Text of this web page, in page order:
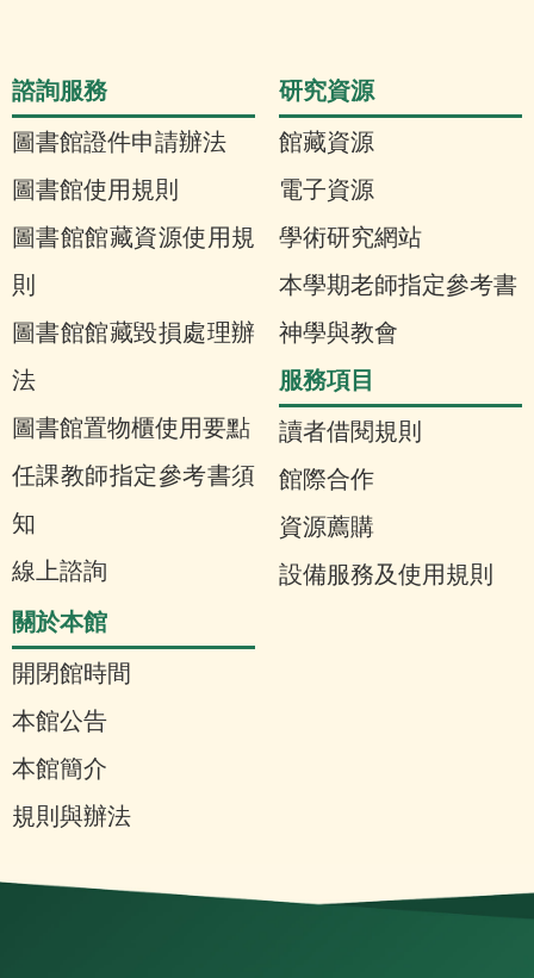
諮詢服務
圖書館證件申請辦法
圖書館使用規則
圖書館館藏資源使用規
則
圖書館館藏毀損處理辦
法
圖書館置物櫃使用要點
任課教師指定參考書須
知
線上諮詢
研究資源
館藏資源
電子資源
學術研究網站
本學期老師指定參考書
神學與教會
服務項目
讀者借閱規則
館際合作
資源薦購
設備服務及使用規則
關於本館
開閉館時間
本館公告
本館簡介
規則與辦法